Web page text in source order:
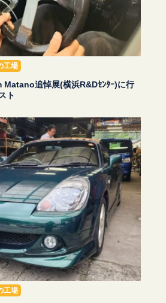
工場
Matano追悼展(横浜R&Dｾﾝﾀｰ)に行
ト
工場